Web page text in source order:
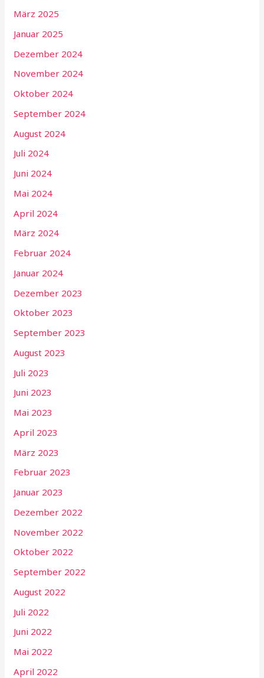
März 2025
Januar 2025
Dezember 2024
November 2024
Oktober 2024
September 2024
August 2024
Juli 2024
Juni 2024
Mai 2024
April 2024
März 2024
Februar 2024
Januar 2024
Dezember 2023
Oktober 2023
September 2023
August 2023
Juli 2023
Juni 2023
Mai 2023
April 2023
März 2023
Februar 2023
Januar 2023
Dezember 2022
November 2022
Oktober 2022
September 2022
August 2022
Juli 2022
Juni 2022
Mai 2022
April 2022